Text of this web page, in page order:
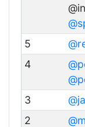
5
4
3
2